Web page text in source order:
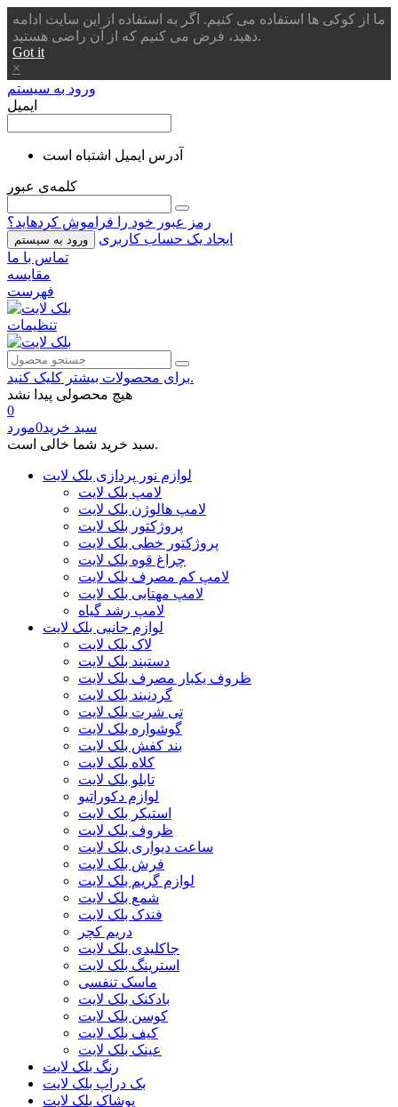
ما از کوکی ها استفاده می کنیم. اگر به استفاده از این سایت ادامه
دهید، فرض می کنیم که از آن راضی هستید.
Got it
×
ورود به سیستم
ایمیل
آدرس ایمیل اشتباه است
کلمه‌ی عبور
رمز عبور خود را فراموش کردهاید؟
ورود به سیستم
ایجاد یک حساب کاربری
تماس با ما
مقایسه
فهرست
تنظیمات
برای محصولات بیشتر کلیک کنید.
هیچ محصولی پیدا نشد
0
سبد خرید0مورد
سبد خرید شما خالی است.
لوازم نور پردازی بلک لایت
لامپ بلک لایت
لامپ هالوژن بلک لایت
پروژکتور بلک لایت
پروژکتور خطی بلک لایت
چراغ قوه بلک لایت
لامپ کم مصرف بلک لایت
لامپ مهتابی بلک لایت
لامپ رشد گیاه
لوازم جانبی بلک لایت
لاک بلک لایت
دستبند بلک لایت
ظروف یکبار مصرف بلک لایت
گردنبند بلک لایت
تی شرت بلک لایت
گوشواره بلک لایت
بند کفش بلک لایت
کلاه بلک لایت
تابلو بلک لایت
لوازم دکوراتیو
استیکر بلک لایت
ظروف بلک لایت
ساعت دیواری بلک لایت
فرش بلک لایت
لوازم گریم بلک لایت
شمع بلک لایت
فندک بلک لایت
دریم کچر
جاکلیدی بلک لایت
استرینگ بلک لایت
ماسک تنفسی
بادکنک بلک لایت
کوسن بلک لایت
کیف بلک لایت
عینک بلک لایت
رنگ بلک لایت
بک دراپ بلک لایت
پوشاک بلک لایت